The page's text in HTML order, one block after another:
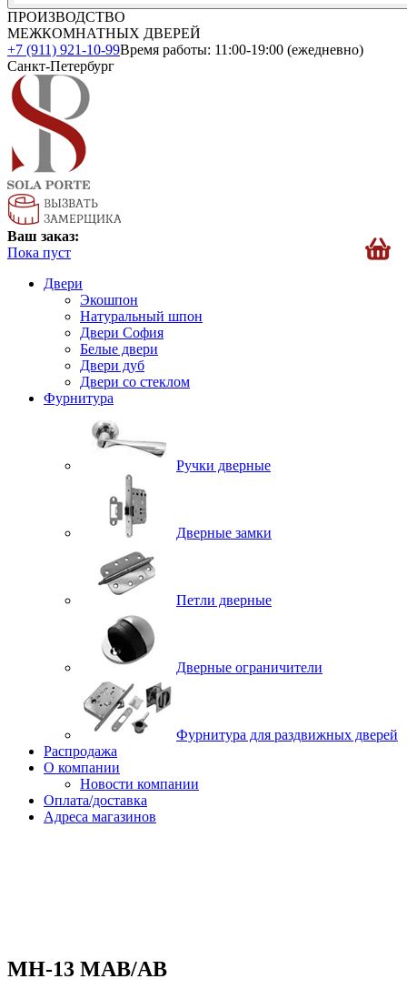
ПРОИЗВОДСТВО
МЕЖКОМНАТНЫХ ДВЕРЕЙ
+7 (911) 921-10-99Время работы: 11:00-19:00 (ежедневно)
Санкт-Петербург
Ваш заказ:
Пока пуст
Двери
Экошпон
Натуральный шпон
Двери София
Белые двери
Двери дуб
Двери со стеклом
Фурнитура
Ручки дверные
Дверные замки
Петли дверные
Дверные ограничители
Фурнитура для раздвижных дверей
Распродажа
О компании
Новости компании
Оплата/доставка
Адреса магазинов
MH-13 MAB/AB